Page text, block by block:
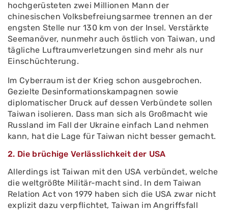
hochgerüsteten zwei Millionen Mann der
chinesischen Volksbefreiungsarmee trennen an der
engsten Stelle nur 130 km von der Insel. Verstärkte
Seemanöver, nunmehr auch östlich von Taiwan, und
tägliche Luftraumverletzungen sind mehr als nur
Einschüchterung.
Im Cyberraum ist der Krieg schon ausgebrochen.
Gezielte Desinformationskampagnen sowie
diplomatischer Druck auf dessen Verbündete sollen
Taiwan isolieren. Dass man sich als Großmacht wie
Russland im Fall der Ukraine einfach Land nehmen
kann, hat die Lage für Taiwan nicht besser gemacht.
2. Die brüchige Verlässlichkeit der USA
Allerdings ist Taiwan mit den USA verbündet, welche
die weltgrößte Militär-macht sind. In dem Taiwan
Relation Act von 1979 haben sich die USA zwar nicht
explizit dazu verpflichtet, Taiwan im Angriffsfall